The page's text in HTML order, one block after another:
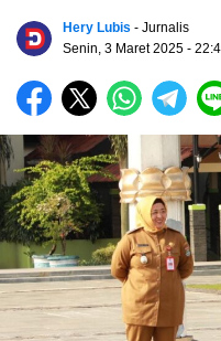
Hery Lubis - Jurnalis
Senin, 3 Maret 2025 -